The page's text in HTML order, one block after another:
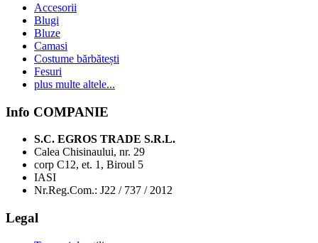
Accesorii
Blugi
Bluze
Camasi
Costume bărbătești
Fesuri
plus multe altele...
Info COMPANIE
S.C. EGROS TRADE S.R.L.
Calea Chisinaului, nr. 29
corp C12, et. 1, Biroul 5
IASI
Nr.Reg.Com.: J22 / 737 / 2012
Legal